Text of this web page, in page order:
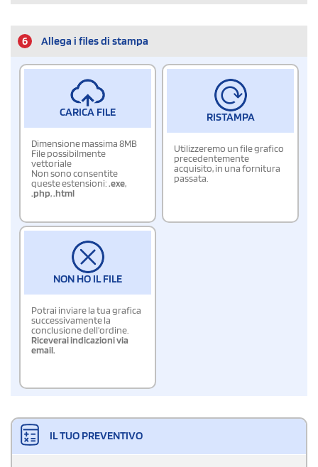
6 Allega i files di stampa
CARICA FILE
Dimensione massima 8MB
File possibilmente
vettoriale
Non sono consentite
queste estensioni:.exe,
.php,.html
RISTAMPA
Utilizzeremo un file grafico
precedentemente
acquisito, in una fornitura
passata.
NON HO IL FILE
Potrai inviare la tua grafica
successivamente la
conclusione dell'ordine.
Riceverai indicazioni via
email.
IL TUO PREVENTIVO